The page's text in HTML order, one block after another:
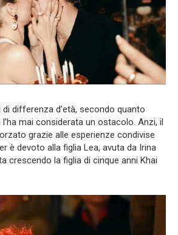
differenza d’età, secondo quanto
mai considerata un ostacolo. Anzi, il
grazie alle esperienze condivise
è devoto alla figlia Lea, avuta da Irina
crescendo la figlia di cinque anni Khai